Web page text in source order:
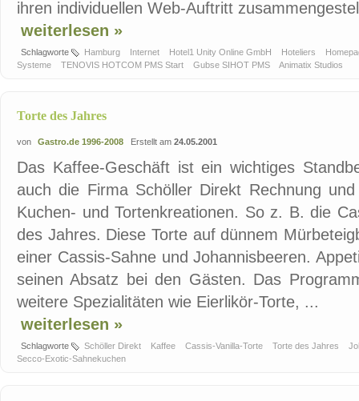
ihren individuellen Web-Auftritt
weiterlesen »
Schlagworte Hamburg Internet Hotel1 Unity Online GmbH Hoteliers
Systeme
TENOVIS HOTCOM PMS Start Gubse SIHOT PMS Animatix Studios
Torte des Jahres
von Gastro.de 1996-2008 Erstellt am 24.05.2001
Das Kaffee-Geschäft ist ein wichtiges
auch die Firma Schöller Direkt Rechnung
Kuchen- und Tortenkreationen. So z. B. die
des Jahres. Diese Torte auf dünnem
einer Cassis-Sahne und Johannisbeeren.
seinen Absatz bei den Gästen. Das
weitere Spezialitäten wie Eierlikör-Torte, ...
weiterlesen »
Schlagworte Schöller Direkt Kaffee Cassis-Vanilla-Torte Torte des Jahres
Secco-Exotic-Sahnekuchen